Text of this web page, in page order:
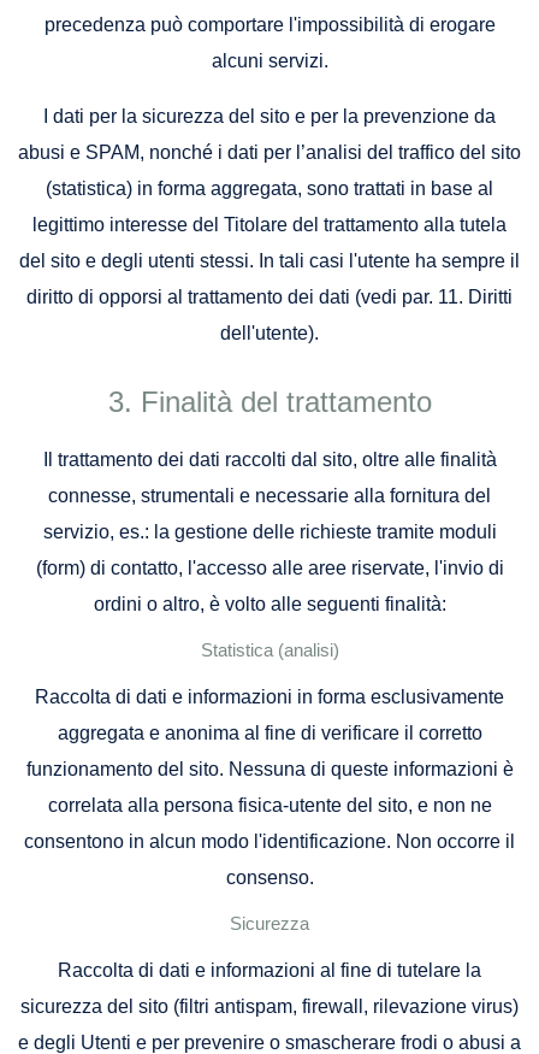
precedenza può comportare l'impossibilità di erogare
alcuni servizi.
I dati per la sicurezza del sito e per la prevenzione da
abusi e SPAM, nonché i dati per l’analisi del traffico del sito
(statistica) in forma aggregata, sono trattati in base al
legittimo interesse del Titolare del trattamento alla tutela
del sito e degli utenti stessi. In tali casi l'utente ha sempre il
diritto di opporsi al trattamento dei dati (vedi par. 11. Diritti
dell'utente).
Finalità del trattamento
Il trattamento dei dati raccolti dal sito, oltre alle finalità
connesse, strumentali e necessarie alla fornitura del
servizio, es.: la gestione delle richieste tramite moduli
(form) di contatto, l'accesso alle aree riservate, l'invio di
ordini o altro, è volto alle seguenti finalità:
Statistica (analisi)
Raccolta di dati e informazioni in forma esclusivamente
aggregata e anonima al fine di verificare il corretto
funzionamento del sito. Nessuna di queste informazioni è
correlata alla persona fisica-utente del sito, e non ne
consentono in alcun modo l'identificazione. Non occorre il
consenso.
Sicurezza
Raccolta di dati e informazioni al fine di tutelare la
sicurezza del sito (filtri antispam, firewall, rilevazione virus)
e degli Utenti e per prevenire o smascherare frodi o abusi a